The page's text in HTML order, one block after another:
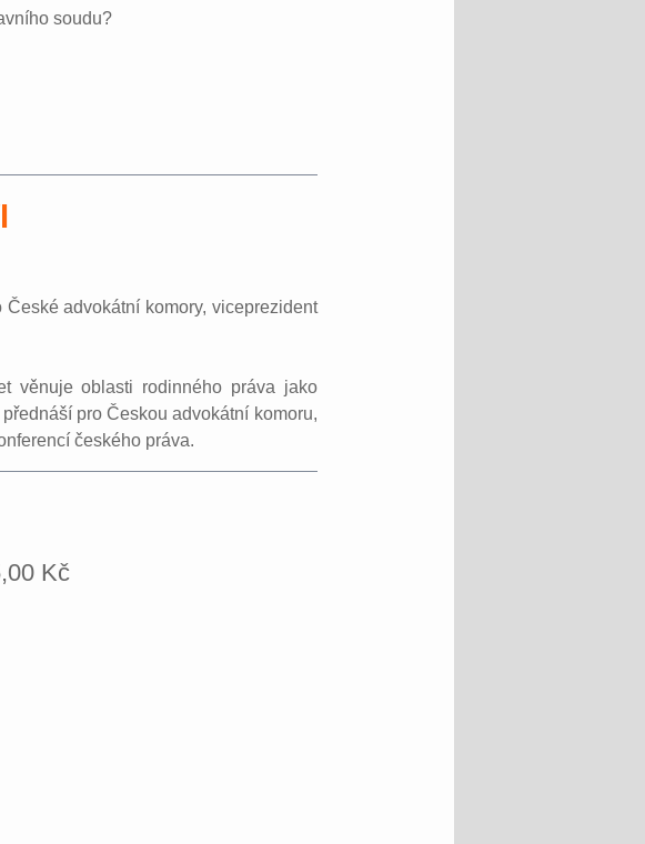
soudu?
advokátní komory, viceprezident
věnuje oblasti rodinného práva jako
pro Českou advokátní komoru,
českého práva.
Kč